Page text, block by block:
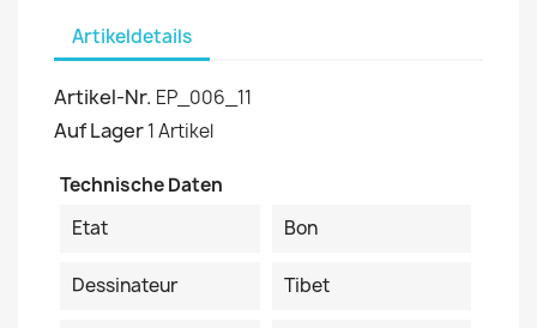
Artikeldetails
Artikel-Nr. EP_006_11
Auf Lager1 Artikel
Technische Daten
Etat
Bon
Dessinateur Tibet